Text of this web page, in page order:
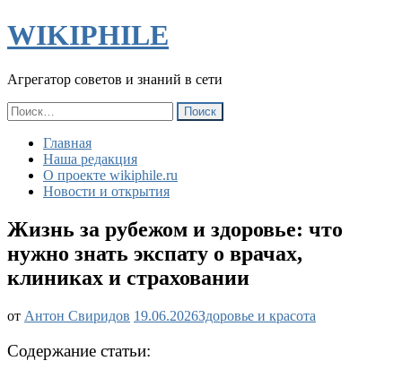
WIKIPHILE
Агрегатор советов и знаний в сети
Найти:
Главная
Наша редакция
О проекте wikiphile.ru
Новости и открытия
Жизнь за рубежом и здоровье: что
нужно знать экспату о врачах,
клиниках и страховании
от Антон Свиридов 19.06.2026Жизнь
Здоровье и красота
Содержание статьи: